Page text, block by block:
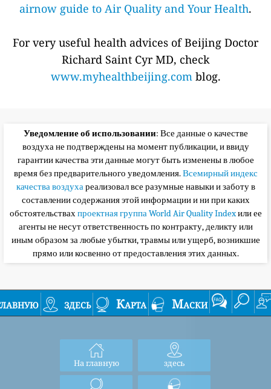
airnow guide to Air Quality and Your Health.
For very useful health advices of Beijing Doctor
Richard Saint Cyr MD, check
www.myhealthbeijing.comblog.
Уведомление об использовании: Все данные о качестве
воздуха не подтверждены на момент публикации, и ввиду
гарантии качества эти данные могут быть изменены в любое
время без предварительного уведомления.Всемирный индекс
качества воздухареализовал все разумные навыки и заботу в
составлении содержания этой информации и ни при каких
обстоятельствахпроектная группа World Air Quality Indexили ее
агенты не несут ответственность по контракту, деликту или
иным образом за любые убытки, травмы или ущерб, возникшие
прямо или косвенно от предоставления этих данных.
здесь Карта Маски
На главную здесь